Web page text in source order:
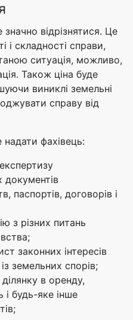
відрізнятися. Це
і складності справи,
ситуація, можливо,
Також ціна буде
виниклі земельні
справу від
фахівець:
паспортів, договорів і
з різних питань
законних інтересів
земельних спорів;
в оренду,
і будь-яке інше